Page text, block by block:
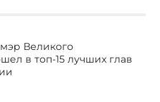
Великого
в топ-15 лучших глав